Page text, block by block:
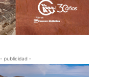
- publicidad -